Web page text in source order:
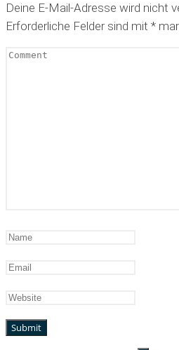
Deine E-Mail-Adresse wird nicht
Erforderliche Felder sind mit *